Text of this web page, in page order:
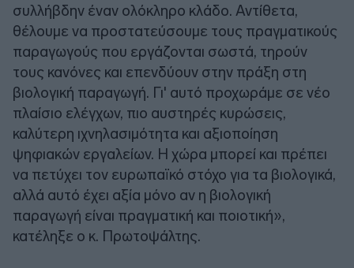
συλλήβδην έναν ολόκληρο κλάδο. Αντίθετα,
θέλουμε να προστατεύσουμε τους πραγματικούς
παραγωγούς που εργάζονται σωστά, τηρούν
τους κανόνες και επενδύουν στην πράξη στη
βιολογική παραγωγή. Γι' αυτό προχωράμε σε νέο
πλαίσιο ελέγχων, πιο αυστηρές κυρώσεις,
καλύτερη ιχνηλασιμότητα και αξιοποίηση
ψηφιακών εργαλείων. Η χώρα μπορεί και πρέπει
να πετύχει τον ευρωπαϊκό στόχο για τα βιολογικά,
αλλά αυτό έχει αξία μόνο αν η βιολογική
παραγωγή είναι πραγματική και ποιοτική»,
κατέληξε ο κ. Πρωτοψάλτης.